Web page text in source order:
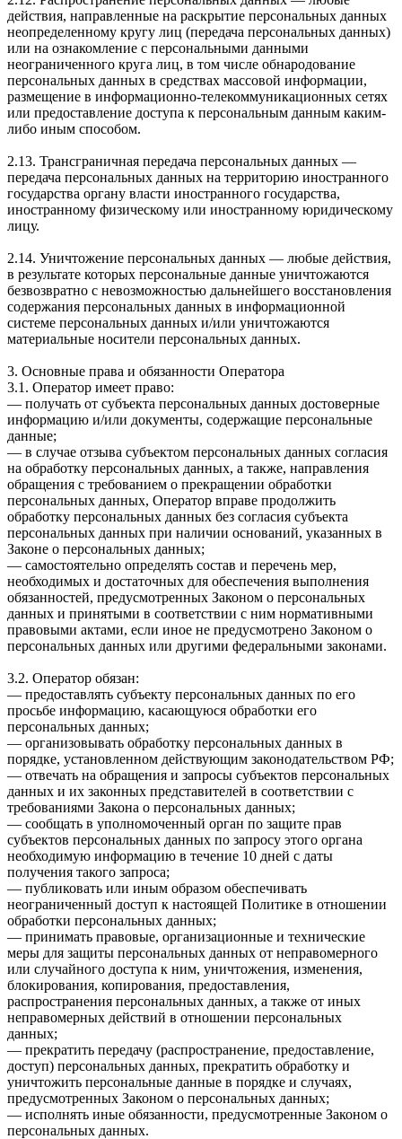
действия, направленные на раскрытие персональных данных
неопределенному кругу лиц (передача персональных данных)
или на ознакомление с персональными данными
неограниченного круга лиц, в том числе обнародование
персональных данных в средствах массовой информации,
размещение в информационно-телекоммуникационных сетях
или предоставление доступа к персональным данным каким-
либо иным способом.
2.13. Трансграничная передача персональных данных —
передача персональных данных на территорию иностранного
государства органу власти иностранного государства,
иностранному физическому или иностранному юридическому
лицу.
2.14. Уничтожение персональных данных — любые действия,
в результате которых персональные данные уничтожаются
безвозвратно с невозможностью дальнейшего восстановления
содержания персональных данных в информационной
системе персональных данных и/или уничтожаются
материальные носители персональных данных.
3. Основные права и обязанности Оператора
3.1. Оператор имеет право:
— получать от субъекта персональных данных достоверные
информацию и/или документы, содержащие персональные
данные;
— в случае отзыва субъектом персональных данных согласия
на обработку персональных данных, а также, направления
обращения с требованием о прекращении обработки
персональных данных, Оператор вправе продолжить
обработку персональных данных без согласия субъекта
персональных данных при наличии оснований, указанных в
Законе о персональных данных;
— самостоятельно определять состав и перечень мер,
необходимых и достаточных для обеспечения выполнения
обязанностей, предусмотренных Законом о персональных
данных и принятыми в соответствии с ним нормативными
правовыми актами, если иное не предусмотрено Законом о
персональных данных или другими федеральными законами.
3.2. Оператор обязан:
— предоставлять субъекту персональных данных по его
просьбе информацию, касающуюся обработки его
персональных данных;
— организовывать обработку персональных данных в
порядке, установленном действующим законодательством РФ;
— отвечать на обращения и запросы субъектов персональных
данных и их законных представителей в соответствии с
требованиями Закона о персональных данных;
— сообщать в уполномоченный орган по защите прав
субъектов персональных данных по запросу этого органа
необходимую информацию в течение 10 дней с даты
получения такого запроса;
— публиковать или иным образом обеспечивать
неограниченный доступ к настоящей Политике в отношении
обработки персональных данных;
— принимать правовые, организационные и технические
меры для защиты персональных данных от неправомерного
или случайного доступа к ним, уничтожения, изменения,
блокирования, копирования, предоставления,
распространения персональных данных, а также от иных
неправомерных действий в отношении персональных
данных;
— прекратить передачу (распространение, предоставление,
доступ) персональных данных, прекратить обработку и
уничтожить персональные данные в порядке и случаях,
предусмотренных Законом о персональных данных;
— исполнять иные обязанности, предусмотренные Законом о
персональных данных.